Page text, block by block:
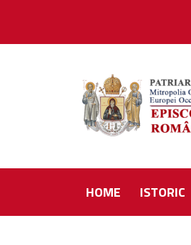
HOME ISTORIC